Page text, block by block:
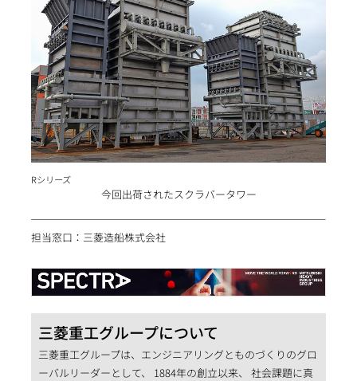
Rシリーズ
今回出荷されたスクラバータワー
担当窓口：三菱造船株式会社
三菱重工グループについて
三菱重工グループは、エンジニアリングとものづくりのグロ
ーバルリーダーとして、 1884年の創立以来、 社会課題に真